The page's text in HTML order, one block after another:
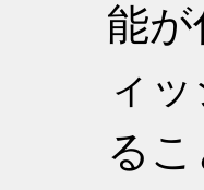
能
ィ
る